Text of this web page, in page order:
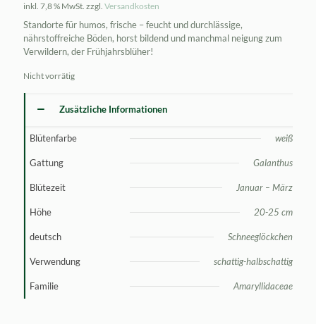
inkl. 7,8 % MwSt. zzgl. Versandkosten
Standorte für humos, frische – feucht und durchlässige,
nährstoffreiche Böden, horst bildend und manchmal neigung zum
Verwildern, der Frühjahrsblüher!
Nicht vorrätig
Zusätzliche Informationen
Blütenfarbe weiß
Gattung Galanthus
Blütezeit Januar – März
Höhe 20-25 cm
deutsch Schneeglöckchen
Verwendung schattig-halbschattig
Familie Amaryllidaceae